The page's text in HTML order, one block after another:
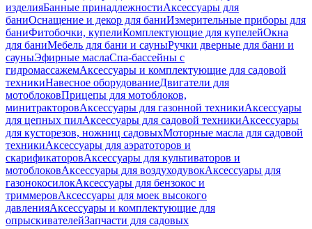
изделияБанные принадлежностиАксессуары для
баниОснащение и декор для баниИзмерительные приборы для
баниФитобочки, купелиКомплектующие для купелейОкна
для баниМебель для бани и сауныРучки дверные для бани и
сауныЭфирные маслаСпа-бассейны с
гидромассажемАксессуары и комплектующие для садовой
техникиНавесное оборудованиеДвигатели для
мотоблоковПрицепы для мотоблоков,
минитракторовАксессуары для газонной техникиАксессуары
для цепных пилАксессуары для садовой техникиАксессуары
для кусторезов, ножниц садовыхМоторные масла для садовой
техникиАксессуары для аэратоторов и
скарификаторовАксессуары для культиваторов и
мотоблоковАксессуары для воздуходувокАксессуары для
газонокосилокАксессуары для бензокос и
триммеровАксессуары для моек высокого
давленияАксессуары и комплектующие для
опрыскивателейЗапчасти для садовых